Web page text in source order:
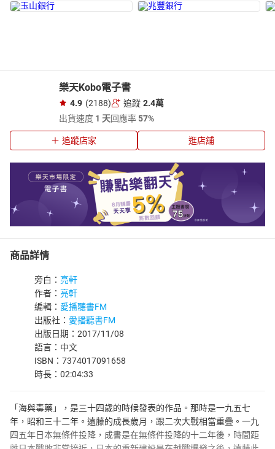
樂天Kobo電子書
4.9 (2188) 追蹤 2.4萬
出貨速度 1 天回應率57%
追蹤店家 逛店舖
商品詳情
旁白： 亮軒
作者： 亮軒
編輯： 愛播聽書FM
出版社： 愛播聽書FM
出版日期：2017/11/08
語言：中文
ISBN：7374017091658
時長：02:04:33
「海與毒藥」，是三十四歲的時候發表的作品。那時是一九五七
年，昭和三十二年。遠藤的成長歲月，跟二次大戰相當重疊。一九
四五年日本無條件投降，成書是在無條件投降的十二年後，時間距